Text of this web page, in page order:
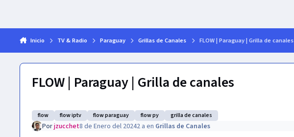
Inicio TV & Radio Paraguay Grillas de Canales FLOW | Paraguay | Grilla de canales
FLOW | Paraguay | Grilla de canales
flow flow iptv flow paraguay flow py grilla de canales
Porjzucchet8 de Enero del 20242 a en Grillas de Canales